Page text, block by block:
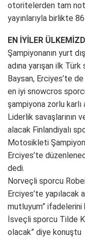
otoritelerden tam not
yayınlarıyla birlikte
EN İYİLER
Şampiyonanın yurt
adına yarışan ilk Türk
Baysan, Erciyes’te
en iyi snowcros
şampiyona zorlu
Liderlik savaşlarının
alacak Finlandiyalı
Motosikleti
Erciyes’te
dedi.
Norveçli sporcu
Erciyes’te yapılacak
mutluyum” ifadelerini
İsveçli sporcu Tilde
olacak” diye konuştu